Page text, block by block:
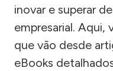
inovar e superar
empresarial. Aqui,
que vão desde
eBooks